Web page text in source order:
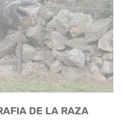
DE LA RAZA